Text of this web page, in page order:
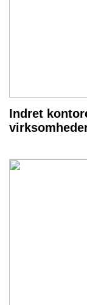
Indret